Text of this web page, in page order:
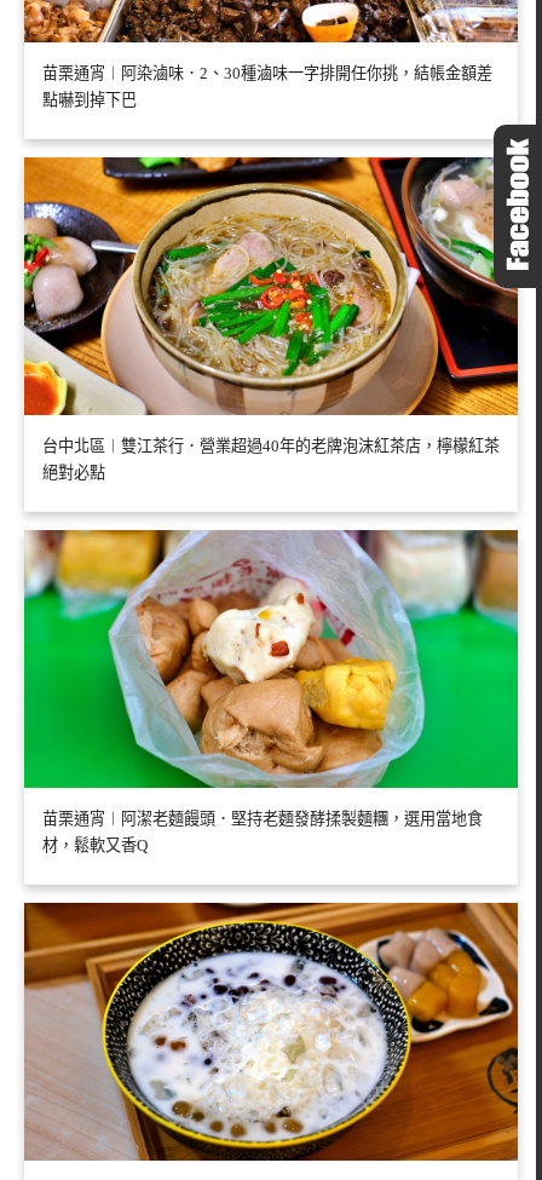
苗栗通宵︱阿染滷味．2、30種滷味一字排開任你挑，結帳金額差
點嚇到掉下巴
台中北區︱雙江茶行．營業超過40年的老牌泡沫紅茶店，檸檬紅茶
絕對必點
苗栗通宵︱阿潔老麵饅頭．堅持老麵發酵揉製麵糰，選用當地食
材，鬆軟又香Q